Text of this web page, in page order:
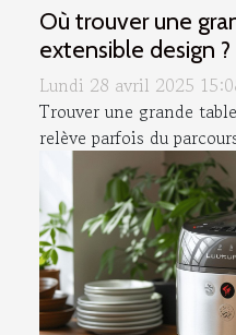
Où trouver une
extensible design ?
Lundi 28 avril 2025
Trouver une grande
relève parfois du